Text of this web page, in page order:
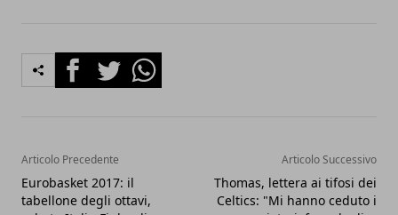
FacebookTwitterWhatsapp
Articolo Precedente
Eurobasket 2017: il
tabellone degli ottavi,
Articolo Successivo
Thomas, lettera ai tifosi dei
Celtics: "Mi hanno ceduto i